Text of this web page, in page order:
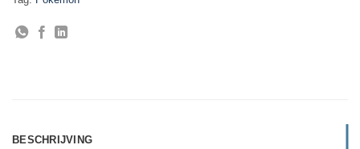
BESCHRIJVING